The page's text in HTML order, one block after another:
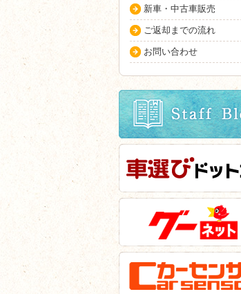
新車・中古車販売
ご返却までの流れ
お問い合わせ